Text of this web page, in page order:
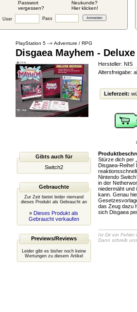
Passwort
vergessen?
Neukunde?
Hier klicken!
User Pass
PlayStation 5--» Adventure / RPG
Disgaea Mayhem -
Hersteller: NIS
Altersfreigabe:
Lieferzeit:
Gibts auch für
Switch2
Gebrauchte
Zur Zeit bietet leider niemand
dieses Produkt als Gebraucht an
» Dieses Produkt als
Gebraucht verkaufen
Previews/Reviews
Leider gibt es bisher noch keine
Wertungen zu diesem Artikel
Stürze dich per
Disgaea-Reihe!
Nintendo
in der
niedermäht und
kann. Genau
das Zeug dazu
sich Disgaea
Ist Dir ein Fehler
Dann schreib